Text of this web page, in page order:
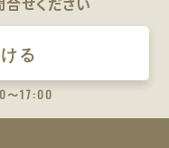
る
〜17:00